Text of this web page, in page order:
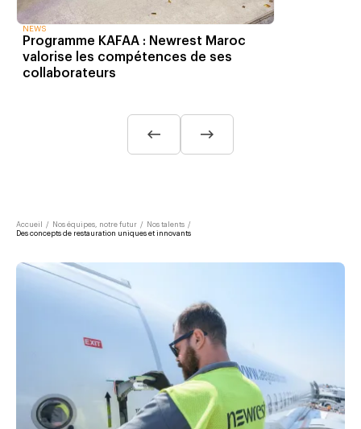
NEWS
Programme KAFAA : Newrest Maroc
valorise les compétences de ses
collaborateurs
Accueil / Nos équipes, notre futur / Nos talents /
Des concepts de restauration uniques et innovants